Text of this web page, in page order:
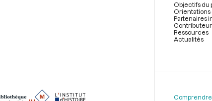
Objectifs du
Partenaires
Ressources
Actualités
Comprendre